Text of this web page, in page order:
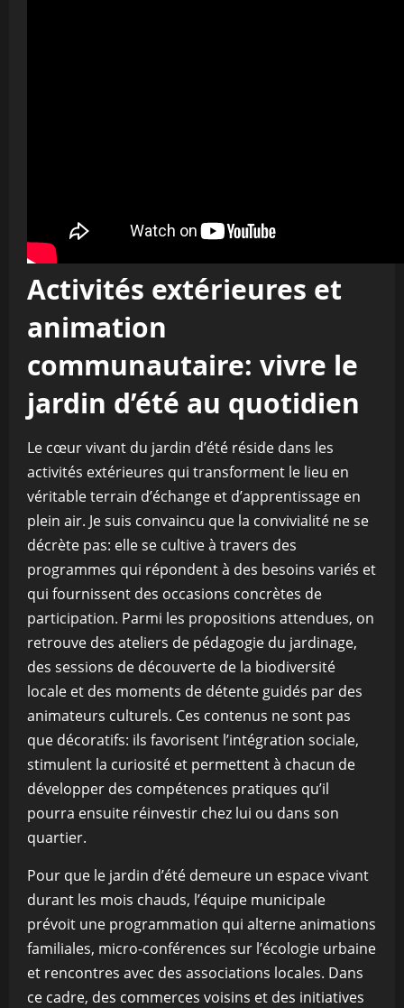
Activités extérieures et
animation
communautaire: vivre le
jardin d’été au quotidien
Le cœur vivant du jardin d’été réside dans les
activités extérieures qui transforment le lieu en
véritable terrain d’échange et d’apprentissage en
plein air. Je suis convaincu que la convivialité ne se
décrète pas: elle se cultive à travers des
programmes qui répondent à des besoins variés et
qui fournissent des occasions concrètes de
participation. Parmi les propositions attendues, on
retrouve des ateliers de pédagogie du jardinage,
des sessions de découverte de la biodiversité
locale et des moments de détente guidés par des
animateurs culturels. Ces contenus ne sont pas
que décoratifs: ils favorisent l’intégration sociale,
stimulent la curiosité et permettent à chacun de
développer des compétences pratiques qu’il
pourra ensuite réinvestir chez lui ou dans son
quartier.
Pour que le jardin d’été demeure un espace vivant
durant les mois chauds, l’équipe municipale
prévoit une programmation qui alterne animations
familiales, micro-conférences sur l’écologie urbaine
et rencontres avec des associations locales. Dans
ce cadre, des commerces voisins et des initiatives